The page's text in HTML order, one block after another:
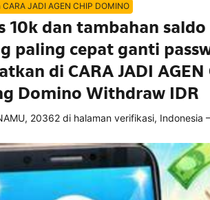
JADI AGEN CHIP DOMINO
10k dan tambahan
paling cepat ganti
di CARA JADI AGEN
Domino Withdraw IDR
20362 di halaman verifikasi, Indonesia –